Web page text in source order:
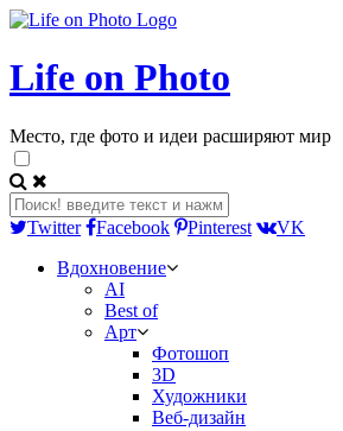
Life on Photo
Место, где фото и идеи расширяют мир
Twitter Facebook Pinterest
VK
Вдохновение
AI
Best of
Арт
Фотошоп
3D
Художники
Веб-дизайн